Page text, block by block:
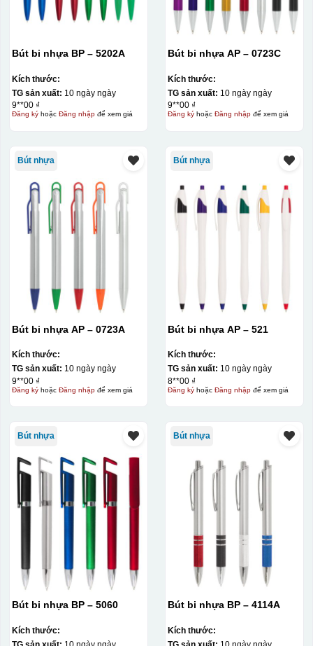
Bút bi nhựa BP – 5202A
Kích thước:
TG sản xuất: 10 ngày ngày
9**00 ₫
Đăng kýhoặc Đăng nhậpđể xem giá
Bút bi nhựa AP – 0723C
Kích thước:
TG sản xuất: 10 ngày ngày
9**00 ₫
Đăng kýhoặc Đăng nhậpđể xem giá
Bút nhựa
Bút bi nhựa AP – 0723A
Kích thước:
TG sản xuất: 10 ngày ngày
9**00 ₫
Đăng kýhoặc Đăng nhậpđể xem giá
Bút nhựa
Bút bi nhựa AP – 521
Kích thước:
TG sản xuất: 10 ngày ngày
8**00 ₫
Đăng kýhoặc Đăng nhậpđể xem giá
Bút nhựa
Bút bi nhựa BP – 5060
Kích thước:
Bút nhựa
Bút bi nhựa BP – 4114A
Kích thước: